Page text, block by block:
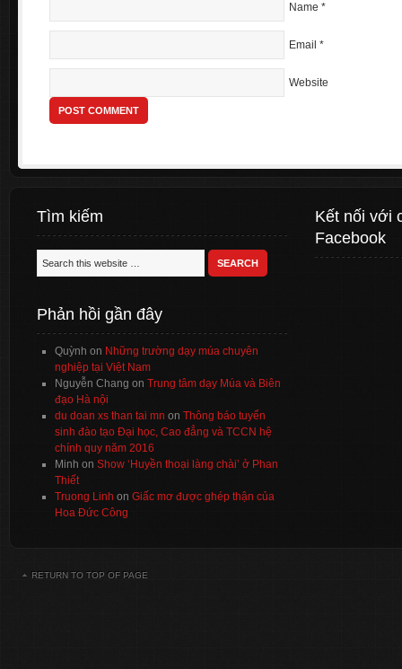
Name *
Email *
Website
Tìm kiếm
Phản hồi gần đây
Quỳnh on Những trường dạy múa chuyên
nghiệp tại Việt Nam
Nguyễn Chang on Trung tâm dạy Múa và Biên
đạo Hà nội
du doan xs than tai mn on Thông báo tuyển
sinh đào tạo Đại học, Cao đẳng và TCCN hệ
chính quy năm 2016
Minh on Show ‘Huyền thoại làng chài’ ở Phan
Thiết
Truong Linh on Giấc mơ được ghép thận của
Hoa Đức Công
Kết nối với
Facebook
RETURN TO TOP OF PAGE